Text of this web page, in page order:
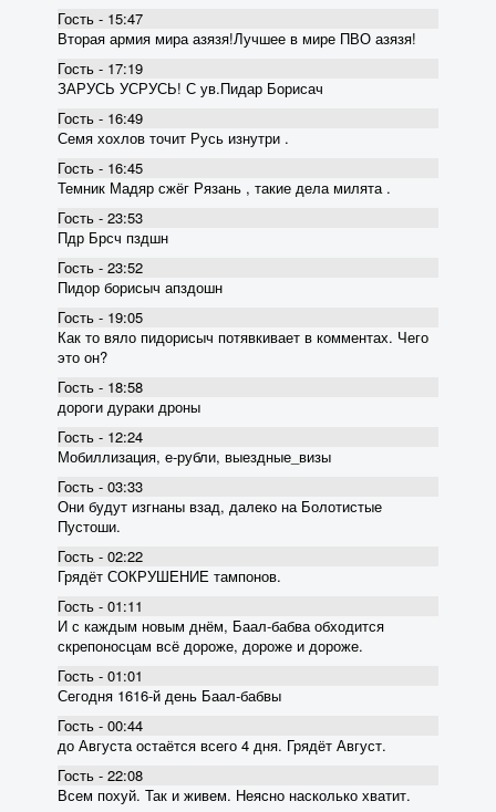
Гость - 15:47
Вторая армия мира азязя!Лучшее в мире ПВО азязя!
Гость - 17:19
ЗАРУСЬ УСРУСЬ! С ув.Пидар Борисач
Гость - 16:49
Семя хохлов точит Русь изнутри .
Гость - 16:45
Темник Мадяр сжёг Рязань , такие дела милята .
Гость - 23:53
Пдр Брсч пздшн
Гость - 23:52
Пидор борисыч апздошн
Гость - 19:05
Как то вяло пидорисыч потявкивает в комментах. Чего
это он?
Гость - 18:58
дороги дураки дроны
Гость - 12:24
Мобиллизация, е-рубли, выездные_визы
Гость - 03:33
Они будут изгнаны взад, далеко на Болотистые
Пустоши.
Гость - 02:22
Грядёт СОКРУШЕНИЕ тампонов.
Гость - 01:11
И с каждым новым днём, Баал-бабва обходится
скрепоносцам всё дороже, дороже и дороже.
Гость - 01:01
Сегодня 1616-й день Баал-бабвы
Гость - 00:44
до Августа остаётся всего 4 дня. Грядёт Август.
Гость - 22:08
Всем похуй. Так и живем. Неясно насколько хватит.